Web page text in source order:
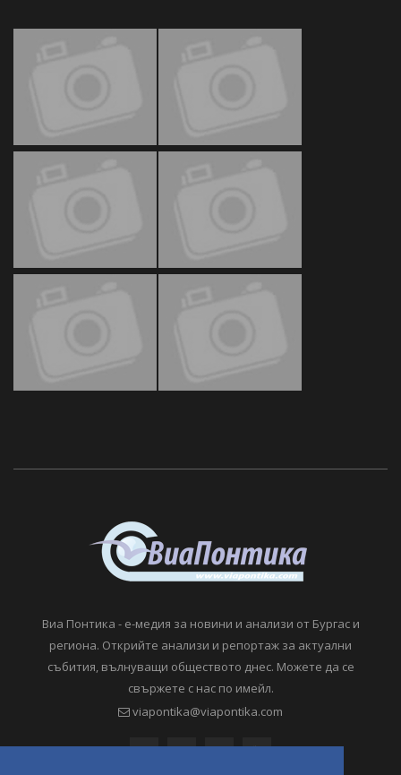
Виа Понтика - е-медия за новини и анализи от Бургас и
региона. Открийте анализи и репортаж за актуални
събития, вълнуващи обществото днес. Можете да се
свържете с нас по имейл.
viapontika@viapontika.com